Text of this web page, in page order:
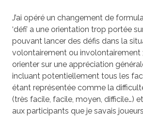
J’ai opéré un changement de
‘défi’ a une orientation trop portée
pouvant lancer des défis dans la
volontairement ou involontairement
orienter sur une appréciation
incluant potentiellement tous les
étant représentée comme la
(très facile, facile, moyen, difficile…)
aux participants que je savais